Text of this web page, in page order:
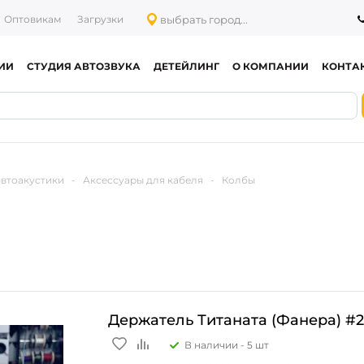
Оптовикам Загрузки выбрать город...
СТУДИЯ АВТОЗВУКА ДЕТЕЙЛИНГ О КОМПАНИИ
- Аксессуары для кабеля - Колбы
Держатель Титаната (Фанера) #2
В наличии - 5 шт